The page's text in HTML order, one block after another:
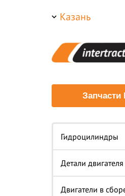
Казань
Запчасти
Гидроцилиндры
Детали двигателя
Двигатели в